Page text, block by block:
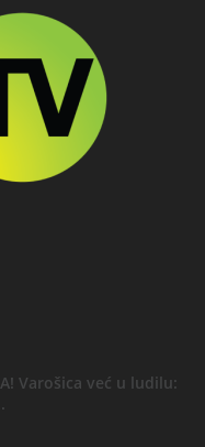
Varošica već u ludilu: